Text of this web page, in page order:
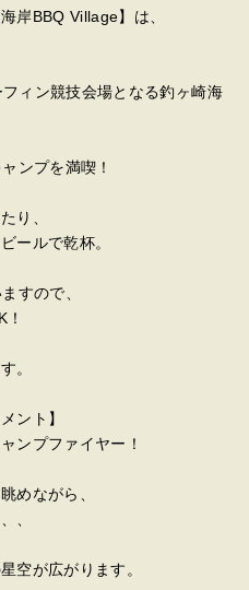
岸BBQ Village】は、
ィン競技会場となる釣ヶ崎海
ンプを満喫！
り、
ールで乾杯。
すので、
。
ント】
ンプファイヤー！
めながら、
、
空が広がります。